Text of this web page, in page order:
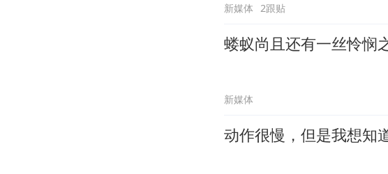
新媒体 2跟贴
蝼蚁尚且还有一丝怜悯
新媒体
动作很慢，但是我想知